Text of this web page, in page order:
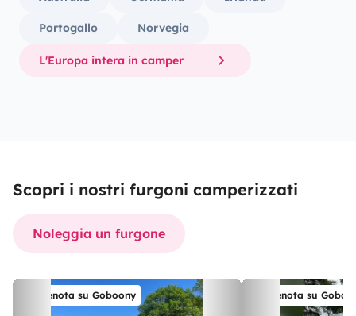
Portogallo Norvegia
L'Europa intera in camper
Scopri i nostri furgoni camperizzati
Noleggia un furgone
Prenota su Goboony Prenota su